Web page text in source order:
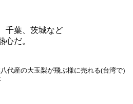
千葉、茨城など
心だ。
代産の大玉梨が飛ぶ様に売れる(台湾で)